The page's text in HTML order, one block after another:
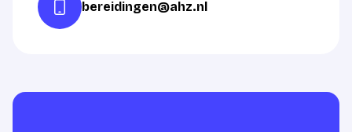
bereidingen@ahz.nl